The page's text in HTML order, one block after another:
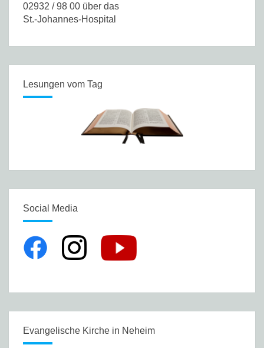
02932 / 98 00 über das
St.-Johannes-Hospital
Lesungen vom Tag
Social Media
Evangelische Kirche in Neheim